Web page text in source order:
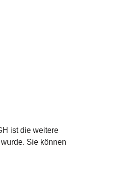
ist die weitere
Sie können